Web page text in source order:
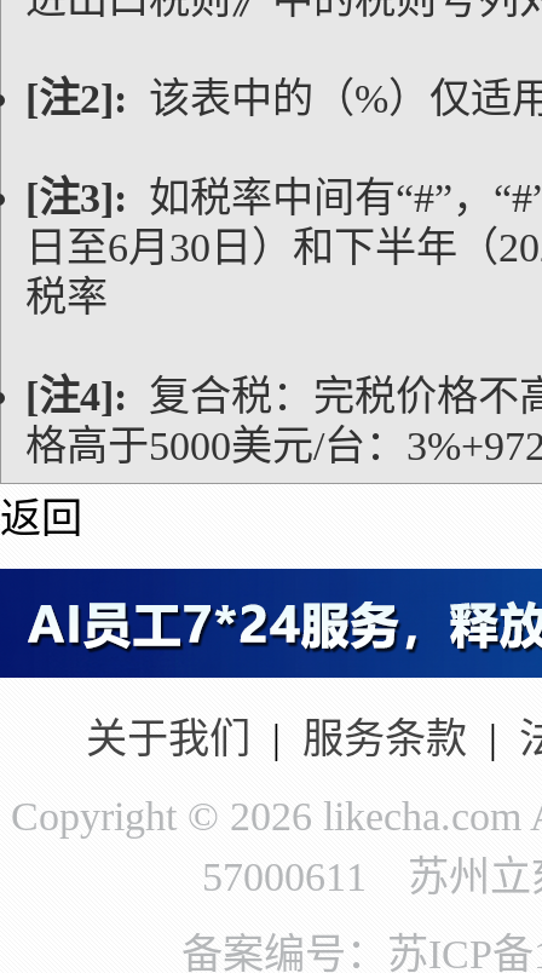
[注2]: 该表中的（%）仅适
[注3]: 如税率中间有“#”，
日至6月30日）和下半年（
税率
[注4]: 复合税：完税价格不
格高于5000美元/台：
返回
关于我们 | 服务条款 |
Copyright © 2026 likecha.com
57000611 苏州立
备案编号：苏ICP备